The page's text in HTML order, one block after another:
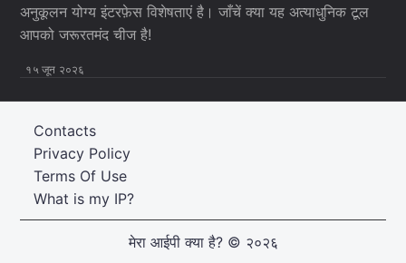
अनुकूलन योग्य इंटरफ़ेस विशेषताएं है। जाँचें क्या यह अत्याधुनिक टूल
आपको जरूरतमंद चीज है!
१५ जून २०२६
What is my IP?
Terms Of Use
Privacy Policy
Contacts
मेरा आईपी क्या है?© २०२६